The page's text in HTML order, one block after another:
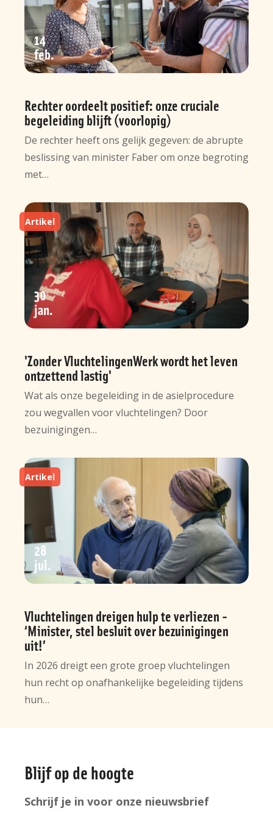
Rechter oordeelt positief: onze cruciale
begeleiding blijft (voorlopig)
14
feb
De rechter heeft ons gelijk gegeven: de abrupte
beslissing van minister Faber om onze begroting
met…
'Zonder VluchtelingenWerk wordt het leven
ontzettend lastig'
Artikel
30
jan
Wat als onze begeleiding in de asielprocedure
zou wegvallen voor vluchtelingen? Door
bezuinigingen…
Vluchtelingen dreigen hulp te verliezen -
‘Minister, stel besluit over bezuinigingen
uit!’
Artikel
28
jul
In 2026 dreigt een grote groep vluchtelingen
hun recht op onafhankelijke begeleiding tijdens
hun…
informatie
Blijf op de hoogte
Schrijf je in voor onze nieuwsbrief